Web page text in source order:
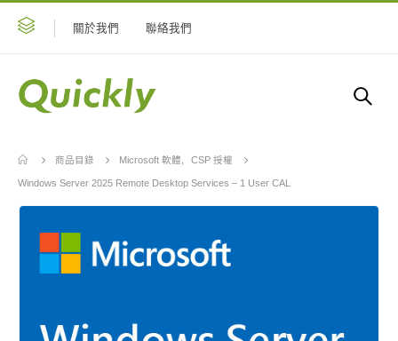
關於我們 聯絡我們
商品目錄 Microsoft 軟體 CSP 授權
Windows Server 2025 Remote Desktop Services – 1 User CAL